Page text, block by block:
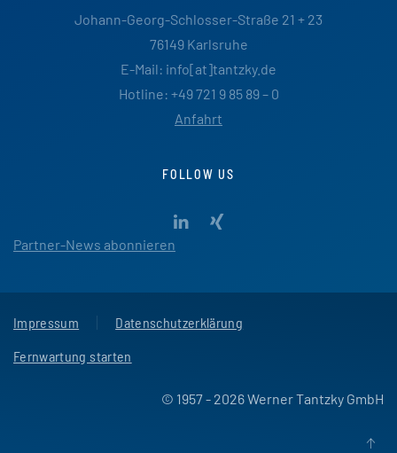
Johann-Georg-Schlosser-Straße 21 + 23
76149 Karlsruhe
E-Mail: info[at]tantzky.de
Hotline: +49 721 9 85 89 – 0
Anfahrt
FOLLOW US
Partner-News abonnieren
Impressum
Datenschutzerklärung
Fernwartung starten
© 1957 - 2026 Werner Tantzky GmbH